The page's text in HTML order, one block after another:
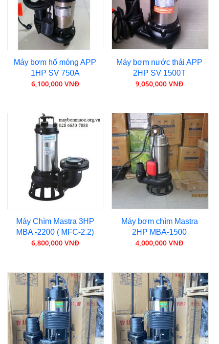
Máy bơm hố móng APP
1HP SV 750A
6,100,000 VNĐ
Máy bơm nước thải APP
2HP SV 1500T
9,050,000 VNĐ
Máy Chìm Mastra 3HP
MBA -2200 ( MFC-2.2)
6,800,000 VNĐ
Máy bơm chìm Mastra
2HP MBA-1500
4,000,000 VNĐ